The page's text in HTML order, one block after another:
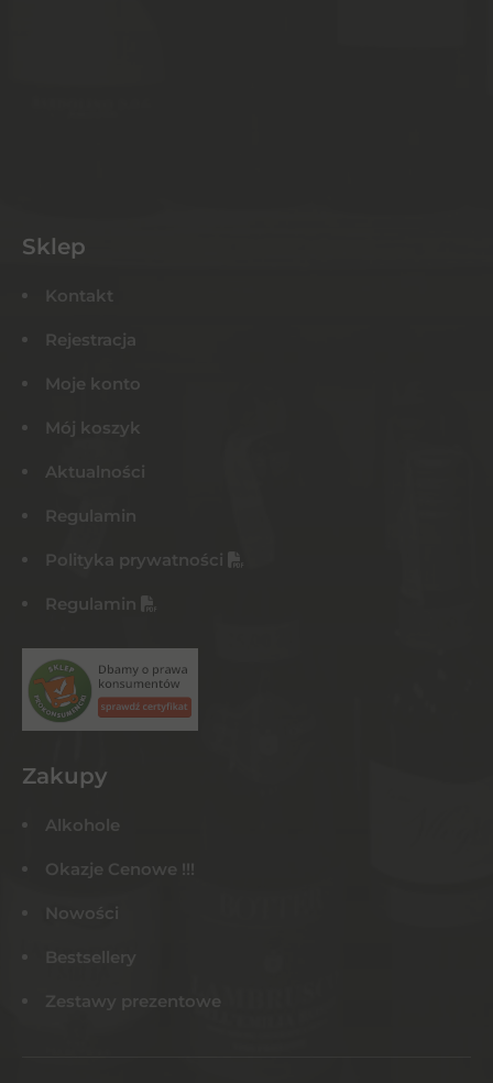
Sklep
Kontakt
Rejestracja
Moje konto
Mój koszyk
Aktualności
Regulamin
Polityka prywatności
Regulamin
Zakupy
Alkohole
Okazje Cenowe !!!
Nowości
Bestsellery
Zestawy prezentowe